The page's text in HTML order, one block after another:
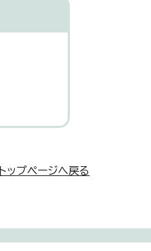
トップページへ戻る